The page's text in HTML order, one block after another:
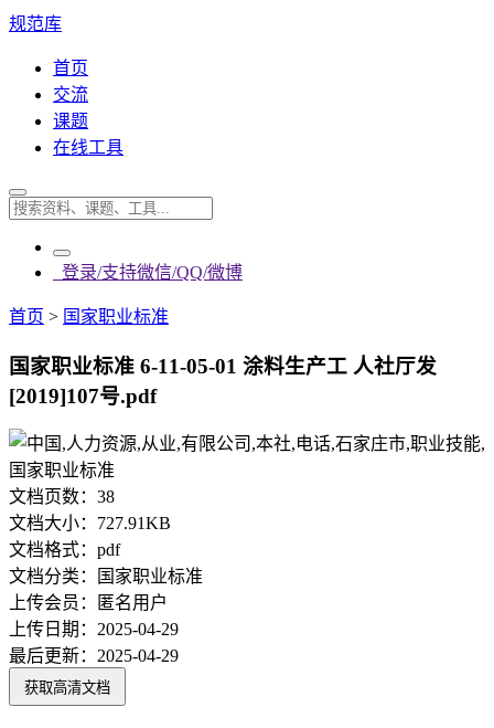
规范库
首页
交流
课题
在线工具
登录/支持微信/QQ/微博
首页 > 国家职业标准
国家职业标准 6-11-05-01 涂料生产工 人社厅发
[2019]107号.pdf
文档页数： 38
文档大小： 727.91KB
文档格式： pdf
文档分类：
国家职业标准
上传会员：
匿名用户
上传日期： 2025-04-29
最后更新： 2025-04-29
获取高清文档